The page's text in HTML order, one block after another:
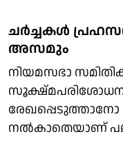
ചര്‍ച്ചകള്‍
അസമും
നിയമസഭാ
രേഖപ്പെടുത്താനോ
നല്‍കാതെയാണ്